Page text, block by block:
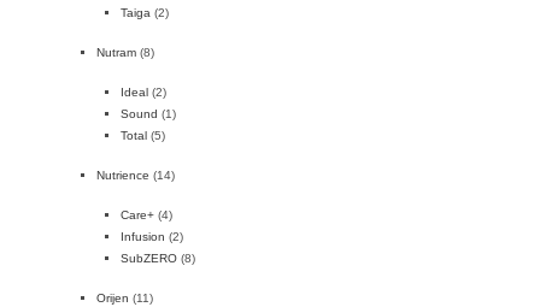
Taiga (2)
Nutram (8)
Ideal (2)
Sound (1)
Total (5)
Nutrience (14)
Care+ (4)
Infusion (2)
SubZERO (8)
Orijen (11)